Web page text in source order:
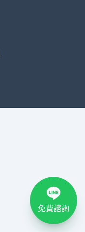
免費諮詢